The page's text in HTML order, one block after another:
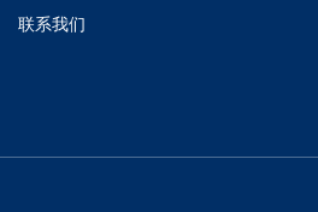
联系我们